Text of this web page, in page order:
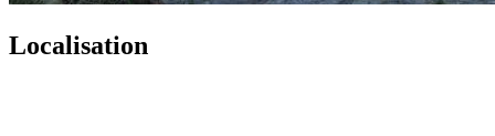
Localisation